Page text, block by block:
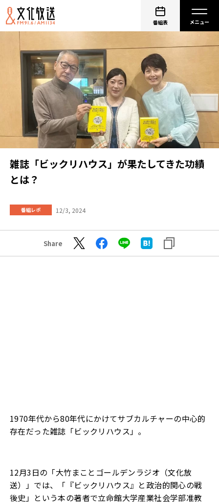
番組表
雑誌「ビックリハウス」が果たしてきた功績
とは？
番組レポ 12/3, 2024
Share
1970年代から80年代にかけてサブカルチャーの中心的
存在だった雑誌「ビックリハウス」。
12月3日の「大竹まことゴールデンラジオ（文化放
送）」では、「『ビックリハウス』と政治的関心の戦
後史」という本の著者で立命館大学産業社会学部准教